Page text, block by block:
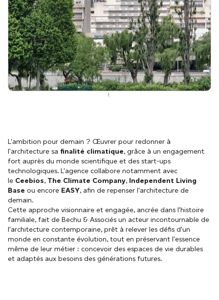
|
L'ambition pour demain ? Œuvrer pour redonner à
l'architecture sa finalité climatique, grâce à un engagement
fort auprès du monde scientifique et des start-ups
technologiques. L'agence collabore notamment avec
le Ceebios, The Climate Company, Independent Living
Base ou encore EASY, afin de repenser l'architecture de
demain.
Cette approche visionnaire et engagée, ancrée dans l'histoire
familiale, fait de Bechu & Associés un acteur incontournable de
l'architecture contemporaine, prêt à relever les défis d'un
monde en constante évolution, tout en préservant l'essence
même de leur métier : concevoir des espaces de vie durables
et adaptés aux besoins des générations futures.